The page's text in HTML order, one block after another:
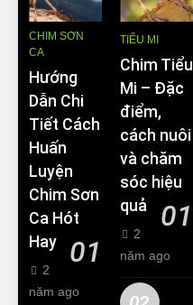
CHIM SƠN
CA
Hướng
Dẫn Chi
Tiết Cách
Huấn
Luyện
Chim Sơn
Ca Hót
Hay
01
2
năm ago
TIỂU MI
Chim Tiểu
Mi – Đặc
điểm,
cách nuôi
và chăm
sóc hiệu
quả
01
2
năm ago